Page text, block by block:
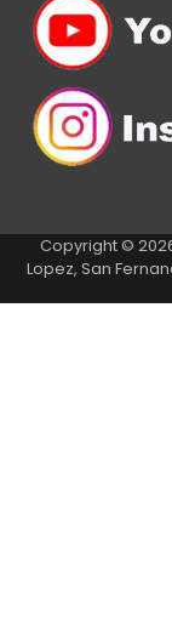
Copyright ©
Lopez, San